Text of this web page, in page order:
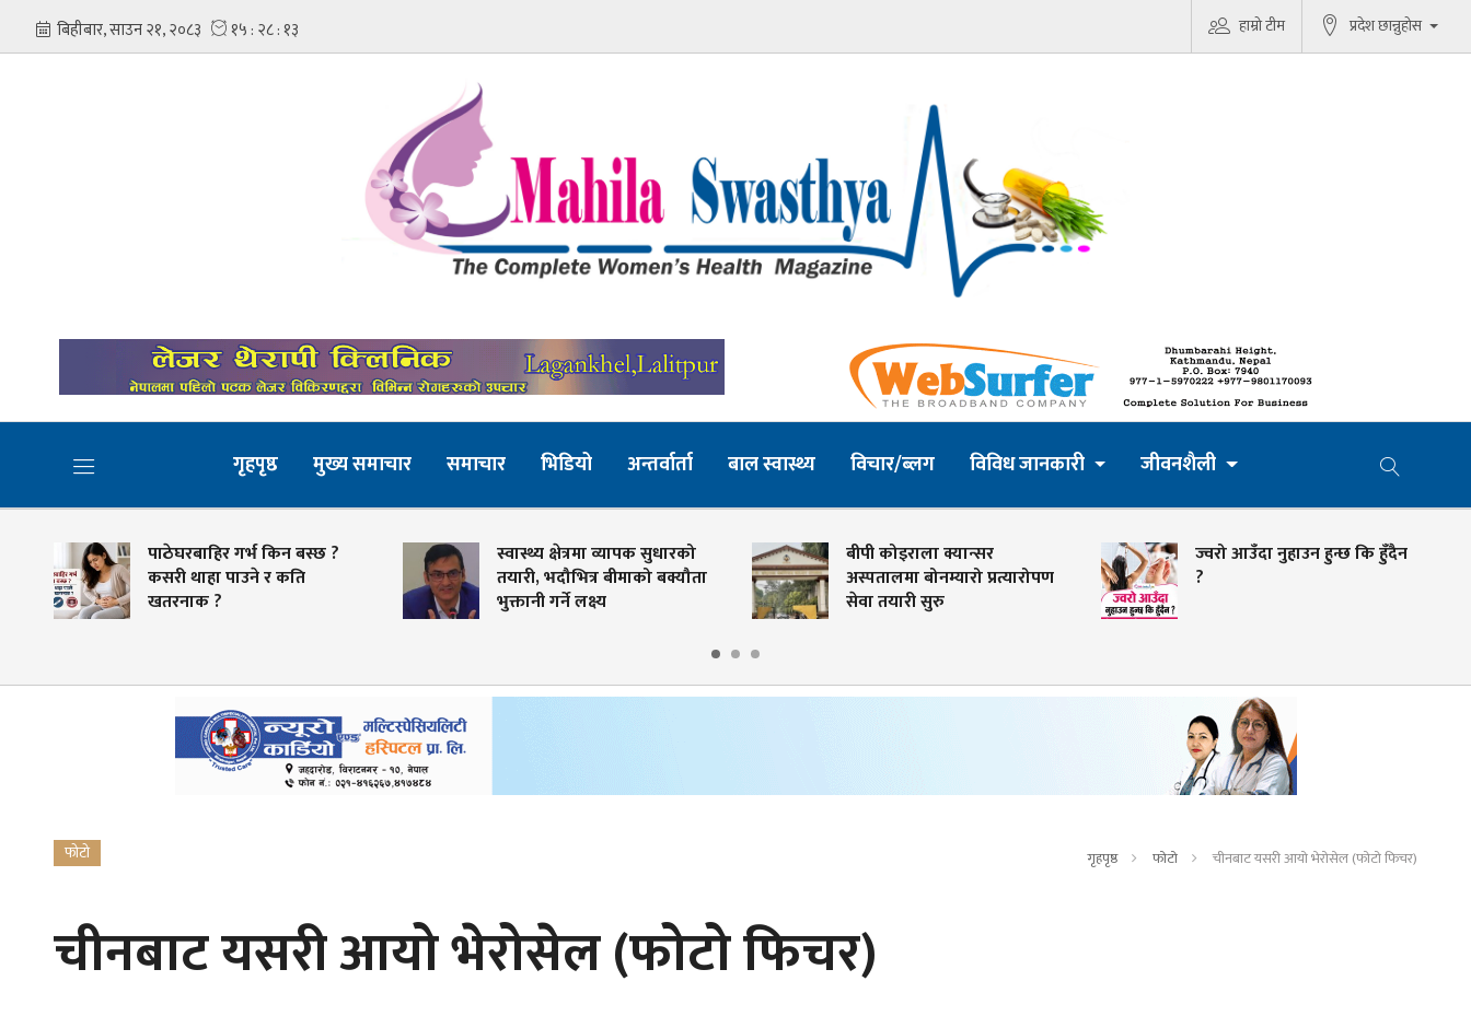
हाम्रो टीम प्रदेश छान्नुहोस
गृहपृष्ठ मुख्य समाचार समाचार भिडियो अन्तर्वार्ता बाल स्वास्थ्य विचार/ब्लग विविध जानकारी जीवनशैली
पाठेघरबाहिर गर्भ किन बस्छ ?
कसरी थाहा पाउने र कति
खतरनाक ?
स्वास्थ्य क्षेत्रमा व्यापक सुधारको
तयारी, भदौभित्र बीमाको बक्यौता
भुक्तानी गर्ने लक्ष्य
बीपी कोइराला क्यान्सर
अस्पतालमा बोनम्यारो प्रत्यारोपण
सेवा तयारी सुरु
ज्वरो आउँदा नुहाउन हुन्छ कि हुँदैन
?
फोटो गृहपृष्ठ फोटो चीनबाट यसरी आयो भेरोसेल (फोटो फिचर)
चीनबाट यसरी आयो भेरोसेल (फोटो फिचर)